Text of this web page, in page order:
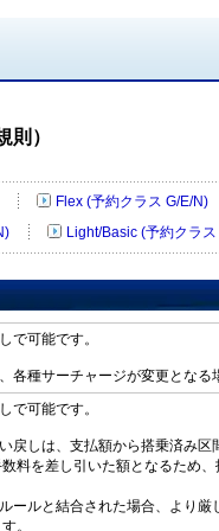
則）
Flex (予約クラス G/E/N)
Light/Basic (予約クラ
で可能です。
各種サーチャージが変更とな
で可能です。
戻しは、支払額から搭乗済み区
料を差し引いた額となるため
ールと結合された場合、より
。